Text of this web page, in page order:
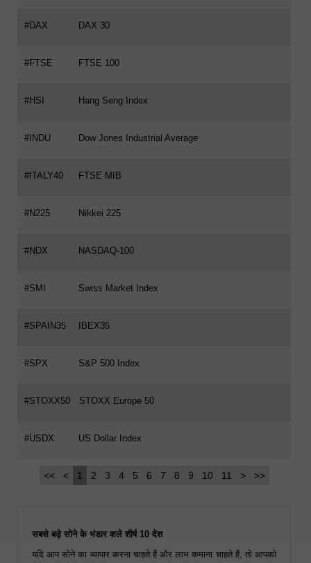
#DAX DAX 30
#FTSE FTSE 100
#HSI Hang Seng Index
#INDU Dow Jones Industrial Average
#ITALY40 FTSE MIB
#N225 Nikkei 225
#NDX NASDAQ-100
#SMI Swiss Market Index
#SPAIN35 IBEX35
#SPX S&P 500 Index
#STOXX50 STOXX Europe 50
#USDX US Dollar Index
<< < 1 2 3 4 5 6 7 8 9 10 11 > >>
सबसे बड़े सोने के भंडार वाले शीर्ष 10 देश
यदि आप सोने का व्यापार करना चाहते हैं और लाभ कमाना चाहते हैं, तो आपको